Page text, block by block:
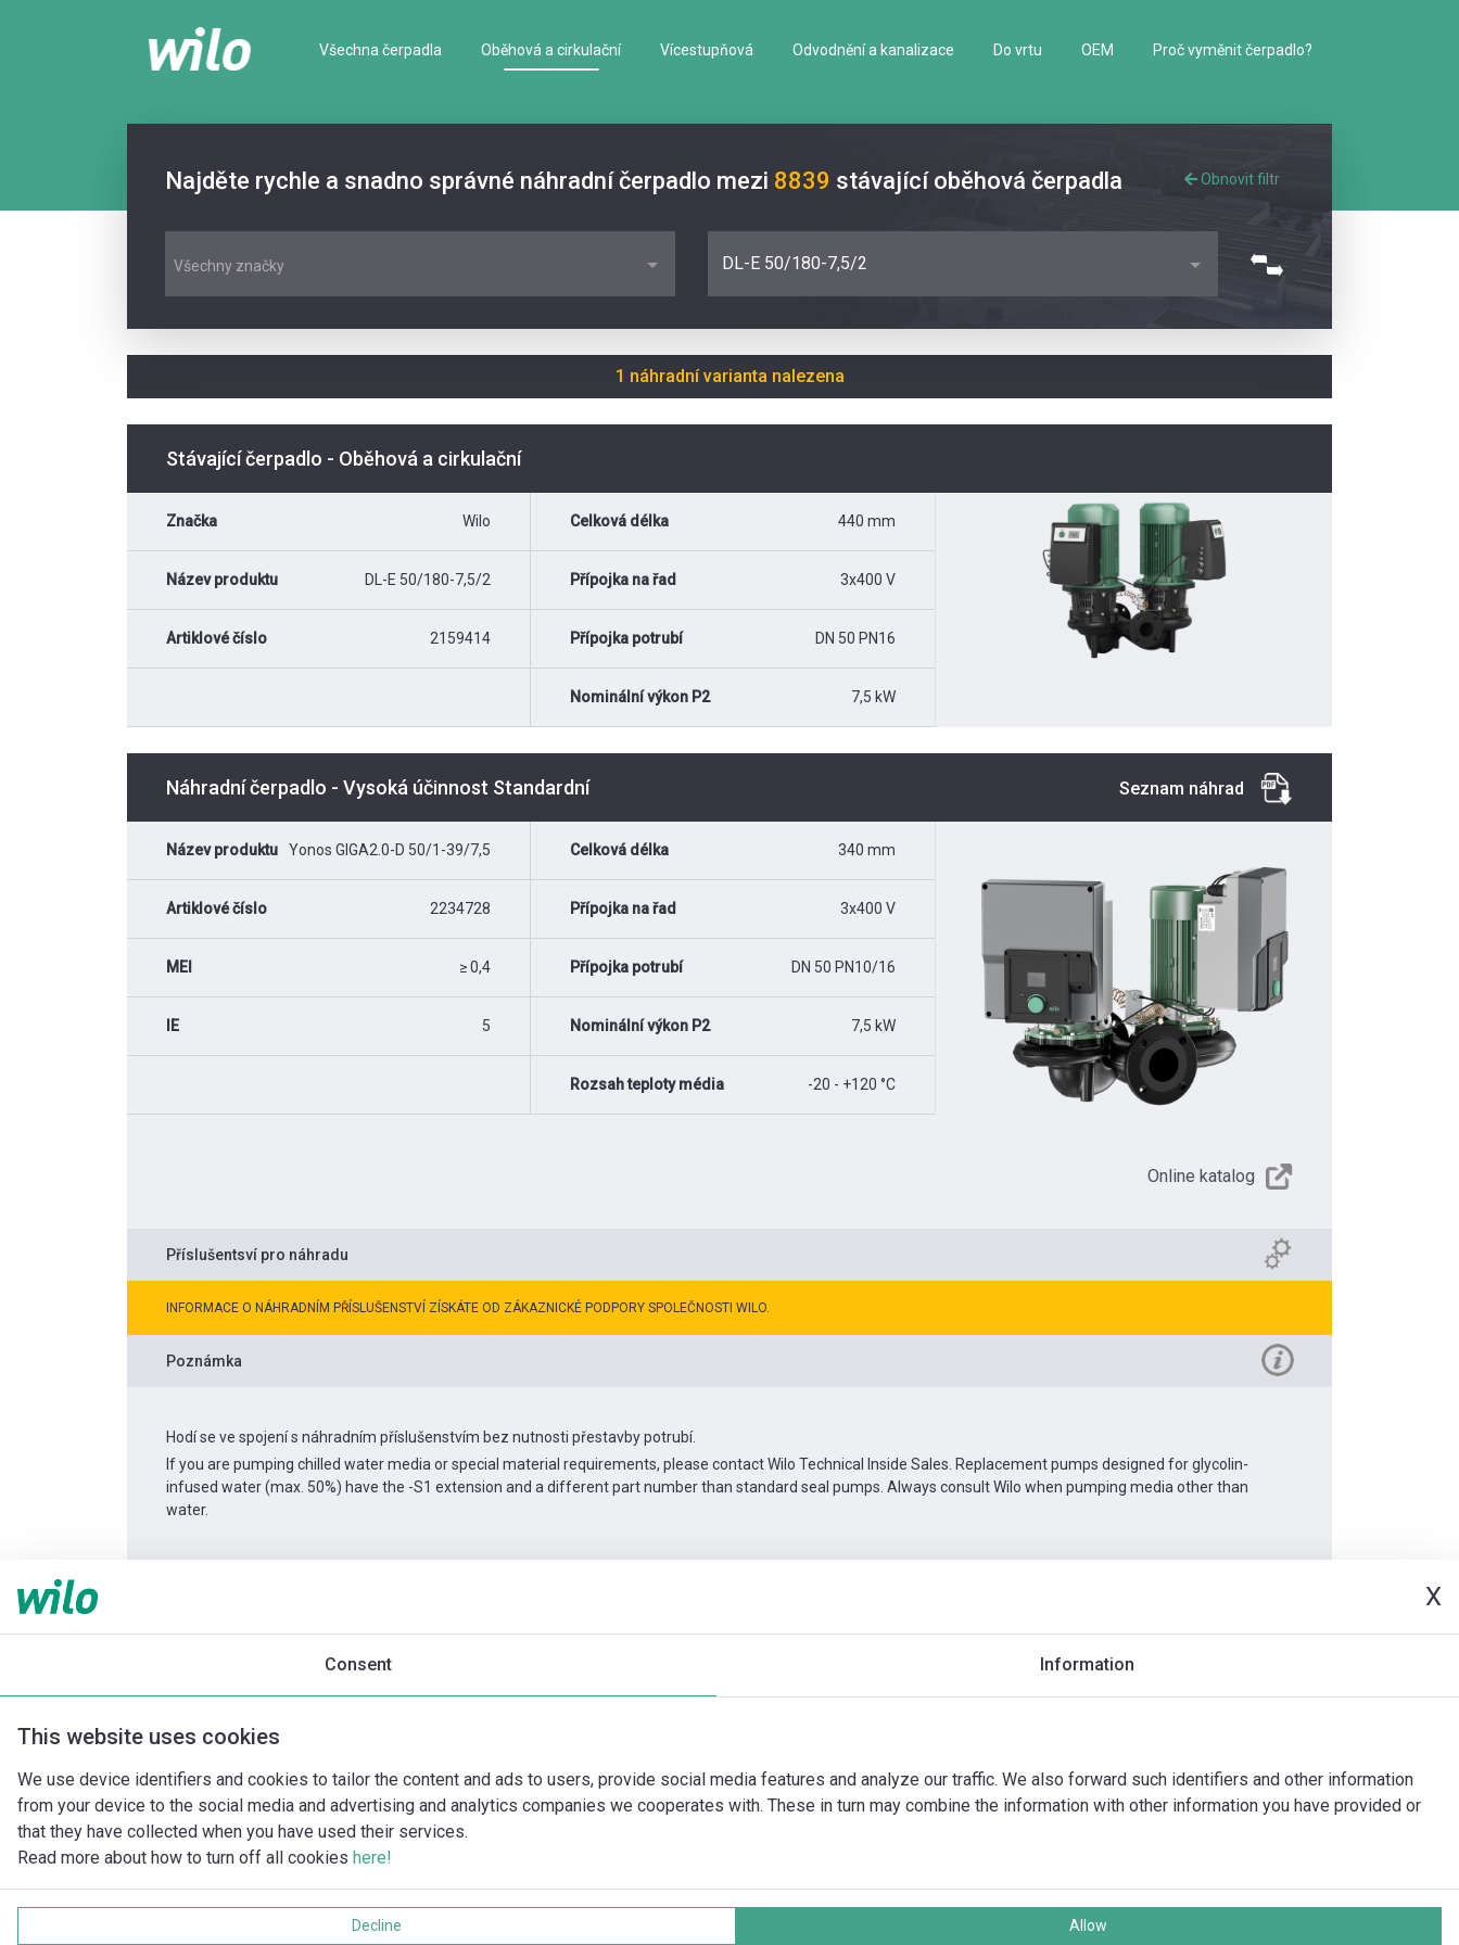
X
Consent Information
This website uses cookies
We use device identifiers and cookies to tailor the content and ads to users, provide social media features and analyze our traffic. We also forward such identifiers and other information
from your device to the social media and advertising and analytics companies we cooperates with. These in turn may combine the information with other information you have provided or
that they have collected when you have used their services.
Read more about how to turn off all cookies here!
Decline Allow
Všechna čerpadla Oběhová a cirkulační Vícestupňová Odvodnění a kanalizace Do vrtu OEM Proč vyměnit čerpadlo?
Najděte rychle a snadno správné náhradní čerpadlo mezi 8839 stávající oběhová čerpadla Obnovit filtr
Všechny značky DL-E 50/180-7,5/2
1 náhradní varianta nalezena
Stávající čerpadlo - Oběhová a cirkulační
Značka Wilo
Název produktu DL-E 50/180-7,5/2
Artiklové číslo 2159414
Celková délka 440 mm
Přípojka na řad 3x400 V
Přípojka potrubí DN 50 PN16
Nominální výkon P2 7,5 kW
Náhradní čerpadlo - Vysoká účinnost Standardní Seznam náhrad
Název produktu Yonos GIGA2.0-D 50/1-39/7,5
Artiklové číslo 2234728
MEI ≥ 0,4
IE 5
Celková délka 340 mm
Přípojka na řad 3x400 V
Přípojka potrubí DN 50 PN10/16
Nominální výkon P2 7,5 kW
Rozsah teploty média -20 - +120 °C
Online katalog
Příslušentsví pro náhradu
INFORMACE O NÁHRADNÍM PŘÍSLUŠENSTVÍ ZÍSKÁTE OD ZÁKAZNICKÉ PODPORY SPOLEČNOSTI WILO.
Poznámka
Hodí se ve spojení s náhradním příslušenstvím bez nutnosti přestavby potrubí.
If you are pumping chilled water media or special material requirements, please contact Wilo Technical Inside Sales. Replacement pumps designed for glycolin-
infused water (max. 50%) have the -S1 extension and a different part number than standard seal pumps. Always consult Wilo when pumping media other than
water.